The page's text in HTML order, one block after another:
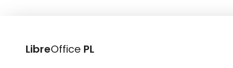
LibreOffice PL